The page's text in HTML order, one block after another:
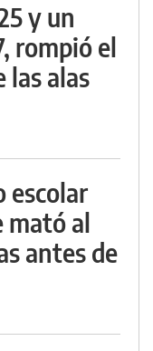
y un
rompió el
las alas
escolar
mató al
antes de